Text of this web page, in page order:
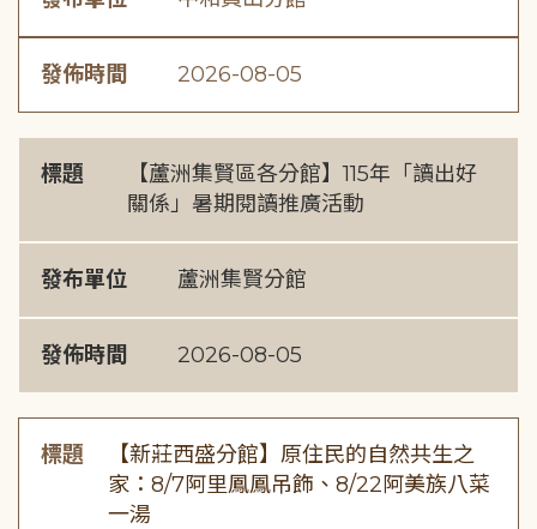
發佈時間 2026-08-05
標題
【蘆洲集賢區各分館】115年「讀出好
關係」暑期閱讀推廣活動
發布單位 蘆洲集賢分館
發佈時間 2026-08-05
標題
【新莊西盛分館】原住民的自然共生之
家：8/7阿里鳳鳳吊飾、8/22阿美族八菜
一湯